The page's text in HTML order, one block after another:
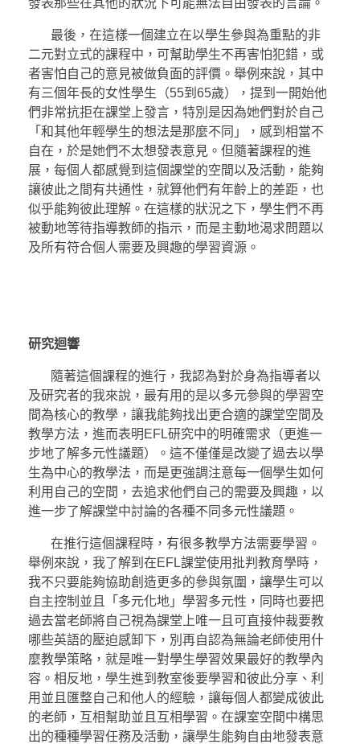
最後，在這樣一個建立在以學生參與為重點的非
二元對立式的課程中，可幫助學生不再害怕犯錯，或
者害怕自己的意見被做負面的評價。舉例來說，其中
有三個年長的女性學生（55到65歲），提到一開始他
們非常抗拒在課堂上發言，特別是因為她們對於自己
「和其他年輕學生的想法是那麼不同」，感到相當不
自在，於是她們不太想發表意見。但隨著課程的進
展，每個人都感覺到這個課堂的空間以及活動，能夠
讓彼此之間有共通性，就算他們有年齡上的差距，也
似乎能夠彼此理解。在這樣的狀況之下，學生們不再
被動地等待指導教師的指示，而是主動地渴求問題以
及所有符合個人需要及興趣的學習資源。
研究迴響
隨著這個課程的進行，我認為對於身為指導者以
及研究者的我來說，最有用的是以多元參與的學習空
間為核心的教學，讓我能夠找出更合適的課堂空間及
教學方法，進而表明EFL研究中的明確需求（更進一
步地了解多元性議題）。這不僅僅是改變了過去以學
生為中心的教學法，而是更強調注意每一個學生如何
利用自己的空間，去追求他們自己的需要及興趣，以
進一步了解課堂中討論的各種不同多元性議題。
在推行這個課程時，有很多教學方法需要學習。
舉例來說，我了解到在EFL課堂使用批判教育學時，
我不只要能夠協助創造更多的參與氛圍，讓學生可以
自主控制並且「多元化地」學習多元性，同時也要把
過去當老師將自己視為課堂上唯一且可直接仲裁要教
哪些英語的壓迫感卸下，別再自認為無論老師使用什
麼教學策略，就是唯一對學生學習效果最好的教學內
容。相反地，學生進到教室後要學習和彼此分享、利
用並且匯整自己和他人的經驗，讓每個人都變成彼此
的老師，互相幫助並且互相學習。在課室空間中構思
出的種種學習任務及活動，讓學生能夠自由地發表意